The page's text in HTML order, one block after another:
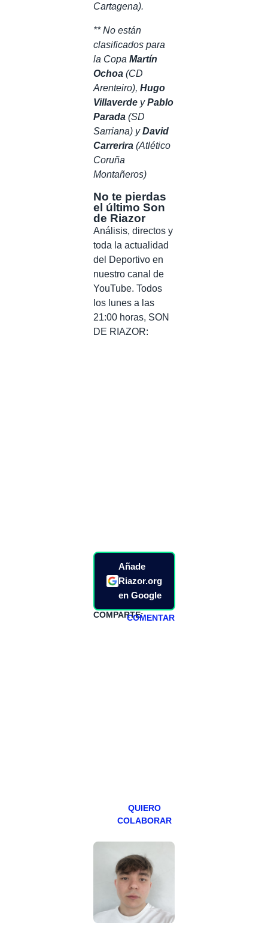
Cartagena).
** No están
clasificados para
la Copa Martín
Ochoa (CD
Arenteiro), Hugo
Villaverde yPablo
Parada (SD
Sarriana) yDavid
Carrerira (Atlético
Coruña
Montañeros)
No te pierdas
el último Son
de Riazor
Análisis, directos y
toda la actualidad
del Deportivo en
nuestro canal de
YouTube. Todos
los lunes a las
21:00 horas, SON
DE RIAZOR:
Añade
Riazor.org
en Google
COMPARTE:COMENTAR
QUIERO
COLABORAR